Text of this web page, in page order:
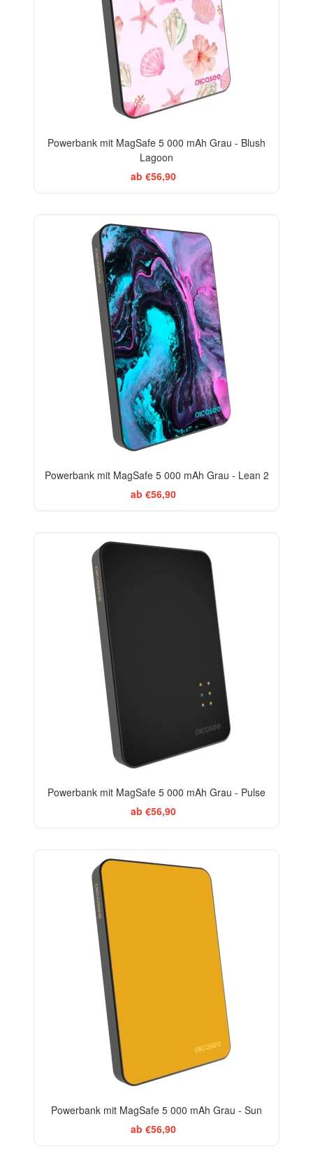
Powerbank mit MagSafe 5 000 mAh Grau - Blush
Lagoon
ab €56,90
Powerbank mit MagSafe 5 000 mAh Grau - Lean 2
ab €56,90
Powerbank mit MagSafe 5 000 mAh Grau - Pulse
ab €56,90
Powerbank mit MagSafe 5 000 mAh Grau - Sun
ab €56,90